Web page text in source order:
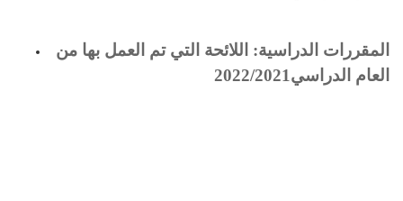
العام الدراسي2022/2021